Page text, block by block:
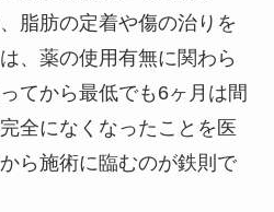
脂肪の定着や傷の治りを
、薬の使用有無に関わら
てから最低でも6ヶ月は間
全になくなったことを医
ら施術に臨むのが鉄則で